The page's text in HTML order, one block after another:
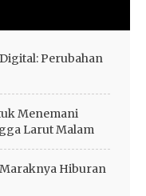
Perubahan
Menemani
Larut Malam
Hiburan